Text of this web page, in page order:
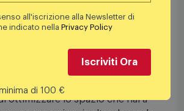
che combina la lavatrice e
un design elegante che ottimizza
meno ingombrante,
ottimizzare lo spazio che hai a
all'iscrizione alla Newsletter di
indicato nellaPrivacy Policy
Iscriviti Ora
di 100 €